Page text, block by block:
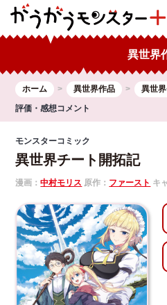
異世界
ホーム 異世界作品
異世
評価・感想コメント
モンスターコミック
異世界チート開拓記
漫画：中村モリス 原作： ファースト キ